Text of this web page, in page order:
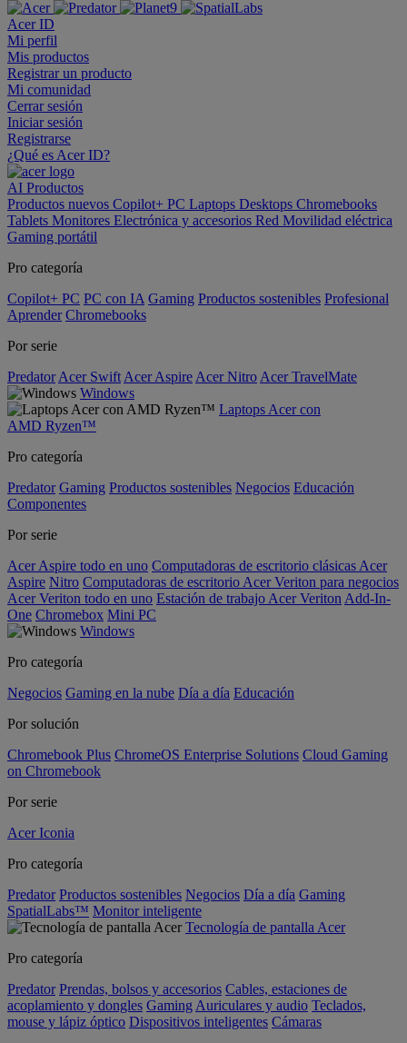
Acer ID
Mi perfil
Mis productos
Registrar un producto
Mi comunidad
Cerrar sesión
Iniciar sesión
Registrarse
¿Qué es Acer ID?
AI Productos
Productos nuevos Copilot+ PC Laptops Desktops Chromebooks
Tablets Monitores Electrónica y accesorios Red Movilidad eléctrica
Gaming portátil
Pro categoría
Copilot+ PC PC con IA Gaming Productos sostenibles Profesional
Aprender Chromebooks
Por serie
Predator Acer Swift Acer Aspire Acer Nitro Acer TravelMate
Windows
Laptops Acer con
AMD Ryzen™
Pro categoría
Predator Gaming Productos sostenibles Negocios Educación
Componentes
Por serie
Acer Aspire todo en uno Computadoras de escritorio clásicas Acer
Aspire Nitro Computadoras de escritorio Acer Veriton para negocios
Acer Veriton todo en uno Estación de trabajo Acer Veriton Add-In-
One Chromebox Mini PC
Windows
Pro categoría
Negocios Gaming en la nube Día a día Educación
Por solución
Chromebook Plus ChromeOS Enterprise Solutions Cloud Gaming
on Chromebook
Por serie
Acer Iconia
Pro categoría
Predator Productos sostenibles Negocios Día a día Gaming
SpatialLabs™ Monitor inteligente
Tecnología de pantalla Acer
Pro categoría
Predator Prendas, bolsos y accesorios Cables, estaciones de
acoplamiento y dongles Gaming Auriculares y audio Teclados,
mouse y lápiz óptico Dispositivos inteligentes Cámaras